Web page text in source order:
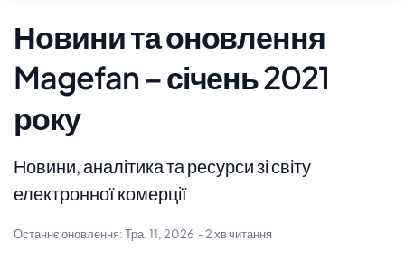
Новини та оновлення
Magefan – січень 2021
року
Новини, аналітика та ресурси зі світу
електронної комерції
Останнє оновлення:Тра. 11, 2026 - 2 хв читання